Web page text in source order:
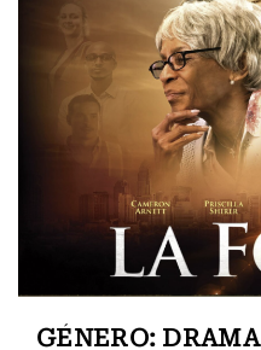
GÉNERO: DRAMA